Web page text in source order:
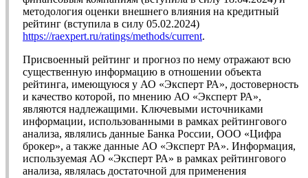
методология оценки внешнего влияния на кредитный
рейтинг (вступила в силу 05.02.2024)
https://raexpert.ru/ratings/methods/current.
Присвоенный рейтинг и прогноз по нему отражают всю
существенную информацию в отношении объекта
рейтинга, имеющуюся у АО «Эксперт РА», достоверность
и качество которой, по мнению АО «Эксперт РА»,
являются надлежащими. Ключевыми источниками
информации, использованными в рамках рейтингового
анализа, являлись данные Банка России, ООО «Цифра
брокер», а также данные АО «Эксперт РА». Информация,
используемая АО «Эксперт РА» в рамках рейтингового
анализа, являлась достаточной для применения